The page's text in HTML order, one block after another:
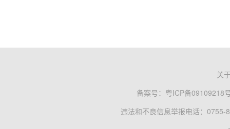
关
备案号： 粤ICP备09109218
违法和不良信息举报电话：0755-